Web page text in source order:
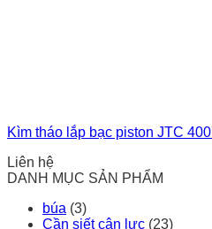
Kìm tháo lắp bạc piston JTC
Liên hệ
DANH MỤC SẢN PHẨM
búa (3)
Cần siết cân lực (23)